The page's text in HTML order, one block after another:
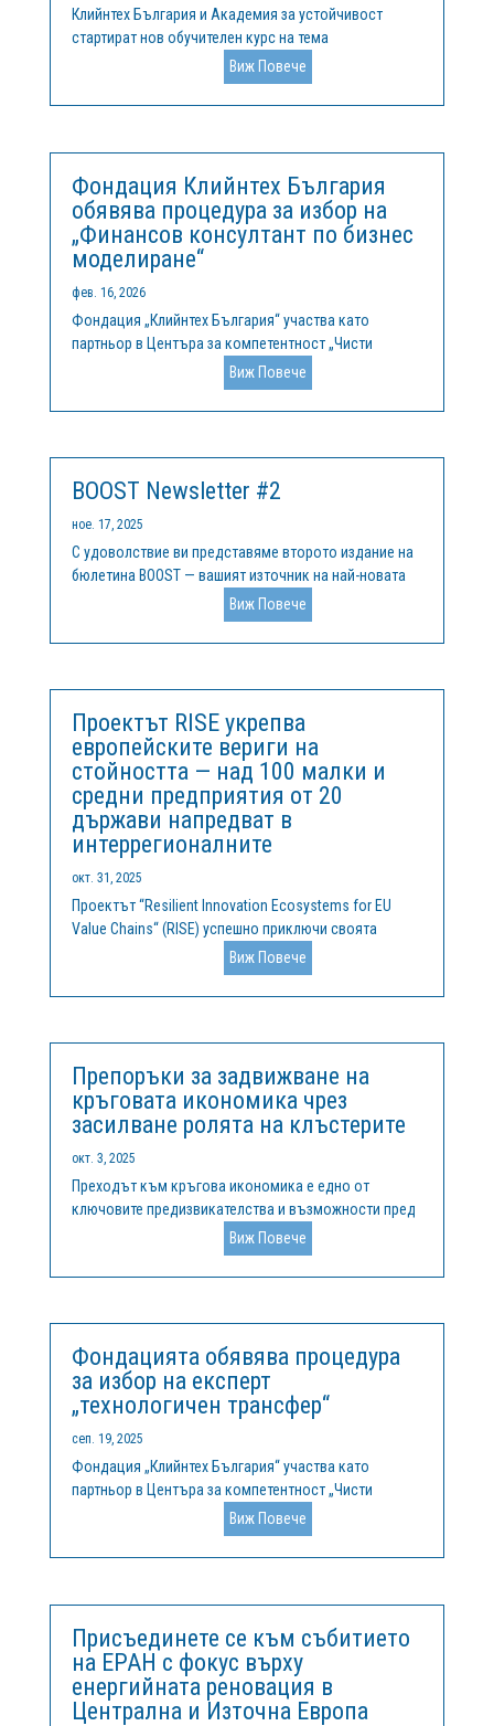
Клийнтех България и Академия за устойчивост
стартират нов обучителен курс на тема
„Устойчивото управление на водните ресурси в
България“. Основните теми, които са включени в
него, са свързани с предизвикателствата пред
Виж Повече
Фондация Клийнтех България
обявява процедура за избор на
„Финансов консултант по бизнес
моделиране“
фев. 16, 2026
Фондация „Клийнтех България“ участва като
партньор в Центъра за компетентност „Чисти
технологии за устойчива околна среда – води,
отпадъци, енергия за кръгова икономика“,
финансиран по Програма „Научни изследвания,
Виж Повече
BOOST Newsletter #2
ное. 17, 2025
С удоволствие ви представяме второто издание на
бюлетина BOOST — вашият източник на най-новата
информация за това как се справяме с различията в
областта на научните изследвания и иновациите в
Европа. В този брой ще откриете:🔬 Разлика в
Виж Повече
Проектът RISE укрепва
европейските вериги на
стойността — над 100 малки и
средни предприятия от 20
държави напредват в
интеррегионалните
окт. 31, 2025
Проектът “Resilient Innovation Ecosystems for EU
Value Chains“ (RISE) успешно приключи своята
двугодишна мисия за ускоряване на
сътрудничеството, изграждането на капацитет и
готовността за инвестиции в иновационните
за...
Виж Повече
Препоръки за задвижване на
кръговата икономика чрез
засилване ролята на клъстерите
окт. 3, 2025
Преходът към кръгова икономика е едно от
ключовите предизвикателства и възможности пред
Европа в стремежа ѝ към устойчивост,
конкурентоспособност и устойчиво развитие. В
сърцевината на тази трансформация стоят
институции...
Виж Повече
Фондацията обявява процедура
за избор на експерт
„технологичен трансфер“
сеп. 19, 2025
Фондация „Клийнтех България“ участва като
партньор в Центъра за компетентност „Чисти
технологии за устойчива околна среда – води,
отпадъци, енергия за кръгова икономика“,
финансиран по Програма „Научни изследвания,
Виж Повече
Присъединете се към събитието
на EPAH с фокус върху
енергийната реновация в
Централна и Източна Европа